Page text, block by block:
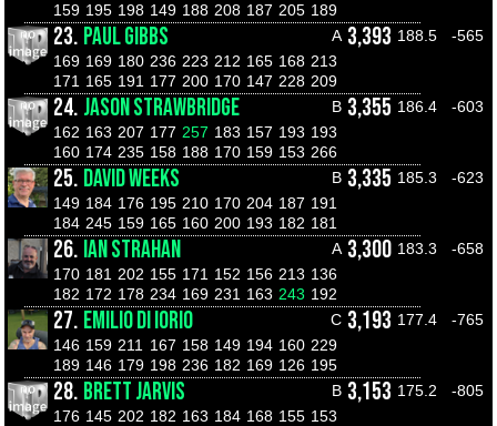
159 195 198 149 188 208 187 205 189
23. PAUL GIBBS A 3,393 188.5
-565
169 169 180 236 223 212 165 168 213
171 165 191 177 200 170 147 228 209
24. JASON STRAWBRIDGE B 3,355 186.4
-603
162 163 207 177 257 183 157 193 193
160 174 235 158 188 170 159 153 266
25. DAVID WEEKS B 3,335 185.3
-623
149 184 176 195 210 170 204 187 191
184 245 159 165 160 200 193 182 181
26. IAN STRAHAN A 3,300 183.3
-658
170 181 202 155 171 152 156 213 136
182 172 178 234 169 231 163 243 192
27. EMILIO DI IORIO C 3,193 177.4
-765
146 159 211 167 158 149 194 160 229
189 146 179 198 236 182 169 126 195
28. BRETT JARVIS B 3,153 175.2
-805
176 145 202 182 163 184 168 155 153